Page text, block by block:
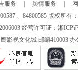
服务 舆情服务
、84800585 版权所有
经营许可证：湘ICP
影视文化城 邮编410003 办